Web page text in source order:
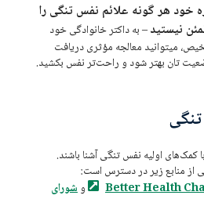
خود هر گونه علائم نفس تنگی را
نیستید– به داکتر خانوادگی خود
میتوانید معالجه مؤثری دریافت
تان بهتر شود و راحت‌تر نفس بکشید.
کمک‌های اولیه نفس تنگی آشنا باشند.
از منابع زیر در دسترس است:
Better Health
وشورای